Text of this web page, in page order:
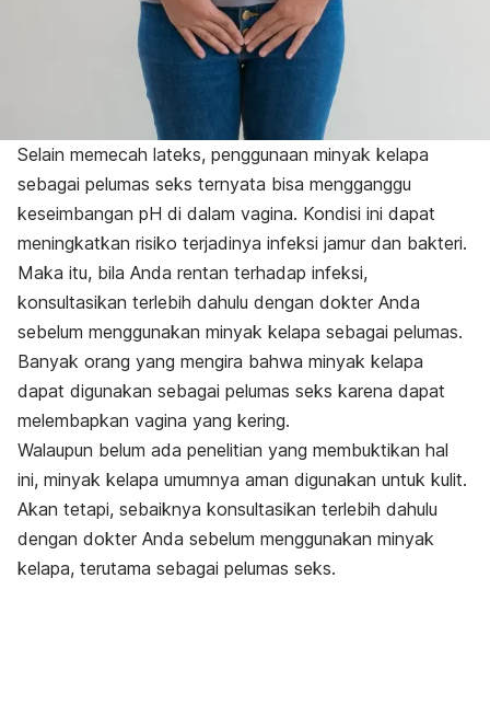
Selain memecah lateks, penggunaan minyak kelapa
sebagai pelumas seks ternyata bisa mengganggu
keseimbangan pH di dalam vagina. Kondisi ini dapat
meningkatkan risiko terjadinya infeksi jamur dan bakteri.
Maka itu, bila Anda rentan terhadap infeksi,
konsultasikan terlebih dahulu dengan dokter Anda
sebelum menggunakan minyak kelapa sebagai pelumas.
Banyak orang yang mengira bahwa minyak kelapa
dapat digunakan sebagai pelumas seks karena dapat
melembapkan vagina yang kering.
Walaupun belum ada penelitian yang membuktikan hal
ini, minyak kelapa umumnya aman digunakan untuk kulit.
Akan tetapi, sebaiknya konsultasikan terlebih dahulu
dengan dokter Anda sebelum menggunakan minyak
kelapa, terutama sebagai pelumas seks.